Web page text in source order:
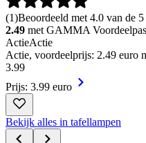
(1)Beoordeeld met 4.0 van de
2.49 met GAMMA Voordeelpas
ActieActie
Actie, voordeelprijs: 2.49 euro
3.99
Prijs: 3.99 euro
Bekijk alles in tafellampen